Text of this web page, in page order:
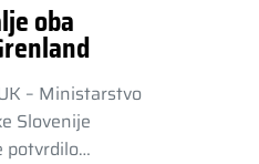
oba
– Ministarstvo
Slovenije
potvrdilo…